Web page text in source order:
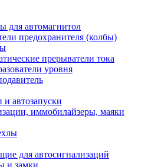
для автомагнитол
предохранителя (колбы)
прерыватели тока
уровня
автозапуски
иммобилайзеры, маяки
для автосигнализаций
и замки